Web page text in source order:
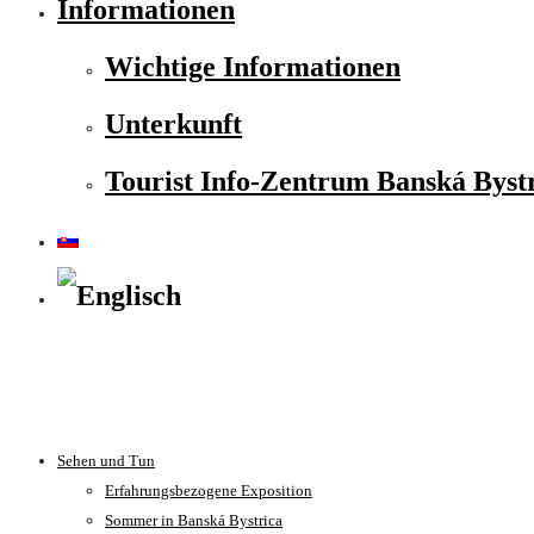
Informationen
Wichtige Informationen
Unterkunft
Tourist Info-Zentrum Banská
Sehen und Tun
Erfahrungsbezogene Exposition
Sommer in Banská Bystrica